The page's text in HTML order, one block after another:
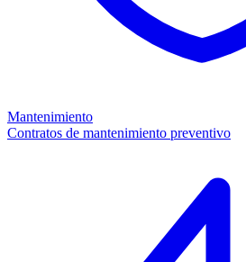
Mantenimiento
Contratos de mantenimiento preventivo